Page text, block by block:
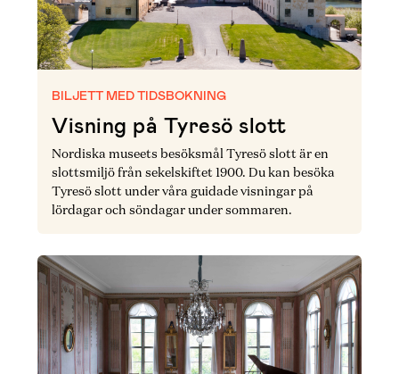
BILJETT MED TIDSBOKNING
Visning på Tyresö slott
Nordiska museets besöksmål Tyresö slott är en
slottsmiljö från sekelskiftet 1900. Du kan besöka
Tyresö slott under våra guidade visningar på
lördagar och söndagar under sommaren.